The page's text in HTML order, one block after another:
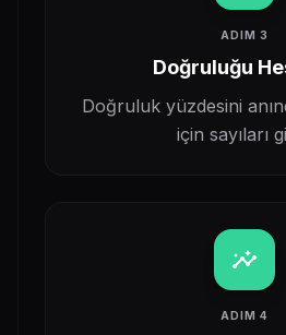
ADIM 3
Doğruluğu
Doğruluk yüzdesini
için sayıları
insights
ADIM 4